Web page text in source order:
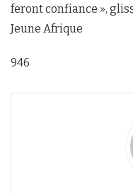
feront confiance »,
Jeune Afrique
946